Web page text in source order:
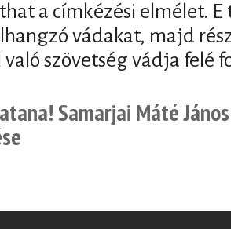
a címkézési elmélet.
vádakat, majd
való szövetség vádja felé
Samarjai Máté